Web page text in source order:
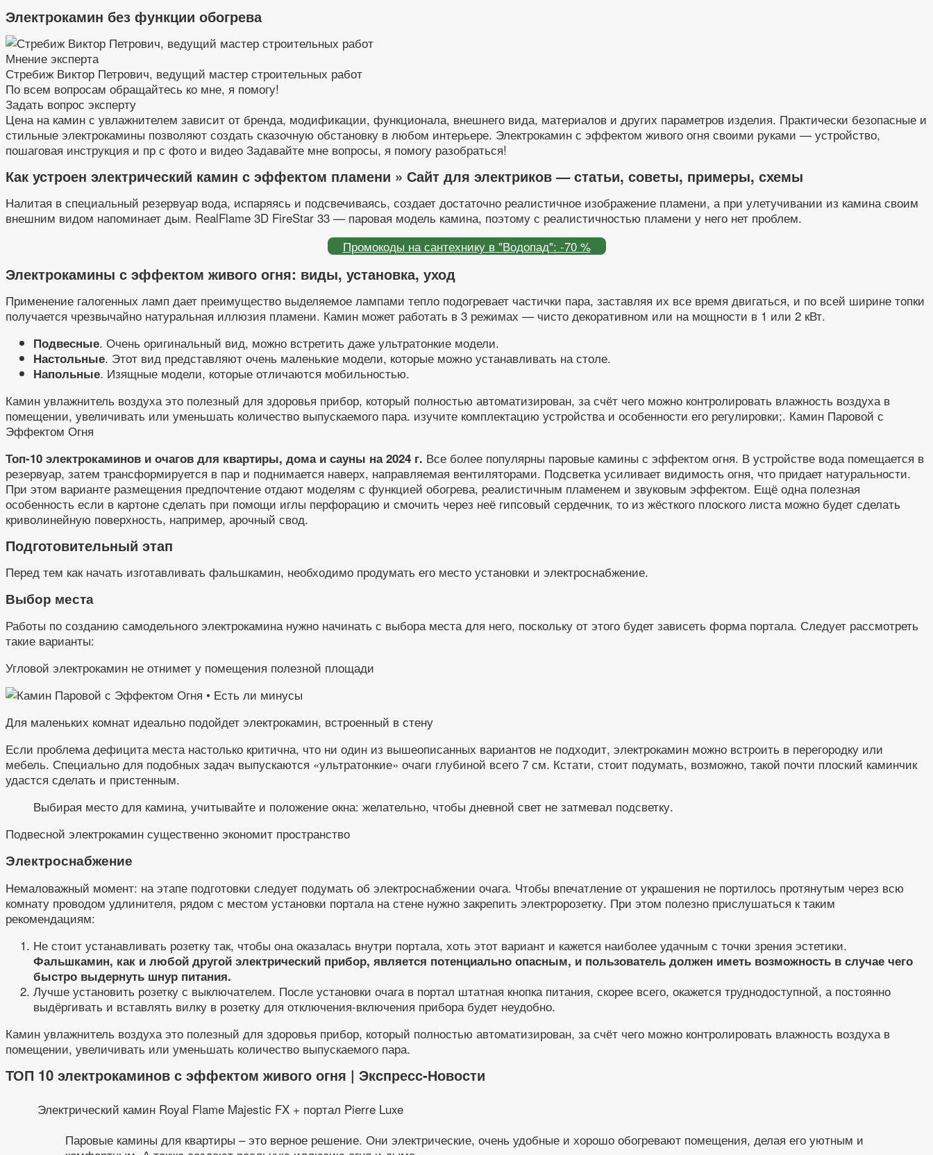
Электрокамин без функции обогрева
Мнение эксперта
Стребиж Виктор Петрович, ведущий мастер строительных работ
По всем вопросам обращайтесь ко мне, я помогу!
Задать вопрос эксперту
Цена на камин с увлажнителем зависит от бренда, модификации, функционала, внешнего вида, материалов и других параметров изделия. Практически безопасные и
стильные электрокамины позволяют создать сказочную обстановку в любом интерьере. Электрокамин с эффектом живого огня своими руками — устройство,
пошаговая инструкция и пр с фото и видео Задавайте мне вопросы, я помогу разобраться!
Как устроен электрический камин с эффектом пламени » Сайт для электриков — статьи, советы, примеры, схемы
Налитая в специальный резервуар вода, испаряясь и подсвечиваясь, создает достаточно реалистичное изображение пламени, а при улетучивании из камина своим
внешним видом напоминает дым. RealFlame 3D FireStar 33 — паровая модель камина, поэтому с реалистичностью пламени у него нет проблем.
Промокоды на сантехнику в "Водопад": -70 %
Электрокамины с эффектом живого огня: виды, установка, уход
Применение галогенных ламп дает преимущество выделяемое лампами тепло подогревает частички пара, заставляя их все время двигаться, и по всей ширине топки
получается чрезвычайно натуральная иллюзия пламени. Камин может работать в 3 режимах — чисто декоративном или на мощности в 1 или 2 кВт.
Подвесные. Очень оригинальный вид, можно встретить даже ультратонкие модели.
Настольные. Этот вид представляют очень маленькие модели, которые можно устанавливать на столе.
Напольные. Изящные модели, которые отличаются мобильностью.
Камин увлажнитель воздуха это полезный для здоровья прибор, который полностью автоматизирован, за счёт чего можно контролировать влажность воздуха в
помещении, увеличивать или уменьшать количество выпускаемого пара. изучите комплектацию устройства и особенности его регулировки;. Камин Паровой с
Эффектом Огня
Топ-10 электрокаминов и очагов для квартиры, дома и сауны на 2024 г. Все более популярны паровые камины с эффектом огня. В устройстве вода помещается в
резервуар, затем трансформируется в пар и поднимается наверх, направляемая вентиляторами. Подсветка усиливает видимость огня, что придает натуральности.
При этом варианте размещения предпочтение отдают моделям с функцией обогрева, реалистичным пламенем и звуковым эффектом. Ещё одна полезная
особенность если в картоне сделать при помощи иглы перфорацию и смочить через неё гипсовый сердечник, то из жёсткого плоского листа можно будет сделать
криволинейную поверхность, например, арочный свод.
Подготовительный этап
Перед тем как начать изготавливать фальшкамин, необходимо продумать его место установки и электроснабжение.
Выбор места
Работы по созданию самодельного электрокамина нужно начинать с выбора места для него, поскольку от этого будет зависеть форма портала. Следует рассмотреть
такие варианты:
Угловой электрокамин не отнимет у помещения полезной площади
Для маленьких комнат идеально подойдет электрокамин, встроенный в стену
Если проблема дефицита места настолько критична, что ни один из вышеописанных вариантов не подходит, электрокамин можно встроить в перегородку или
мебель. Специально для подобных задач выпускаются «ультратонкие» очаги глубиной всего 7 см. Кстати, стоит подумать, возможно, такой почти плоский каминчик
удастся сделать и пристенным.
Выбирая место для камина, учитывайте и положение окна: желательно, чтобы дневной свет не затмевал подсветку.
Подвесной электрокамин существенно экономит пространство
Электроснабжение
Немаловажный момент: на этапе подготовки следует подумать об электроснабжении очага. Чтобы впечатление от украшения не портилось протянутым через всю
комнату проводом удлинителя, рядом с местом установки портала на стене нужно закрепить электророзетку. При этом полезно прислушаться к таким
рекомендациям:
Не стоит устанавливать розетку так, чтобы она оказалась внутри портала, хоть этот вариант и кажется наиболее удачным с точки зрения эстетики.
Фальшкамин, как и любой другой электрический прибор, является потенциально опасным, и пользователь должен иметь возможность в случае чего
быстро выдернуть шнур питания.
Лучше установить розетку с выключателем. После установки очага в портал штатная кнопка питания, скорее всего, окажется труднодоступной, а постоянно
выдёргивать и вставлять вилку в розетку для отключения-включения прибора будет неудобно.
Камин увлажнитель воздуха это полезный для здоровья прибор, который полностью автоматизирован, за счёт чего можно контролировать влажность воздуха в
помещении, увеличивать или уменьшать количество выпускаемого пара.
ТОП 10 электрокаминов с эффектом живого огня | Экспресс-Новости
Электрический камин Royal Flame Majestic FX + портал Pierre Luxe
Паровые камины для квартиры – это верное решение. Они электрические, очень удобные и хорошо обогревают помещения, делая его уютным и